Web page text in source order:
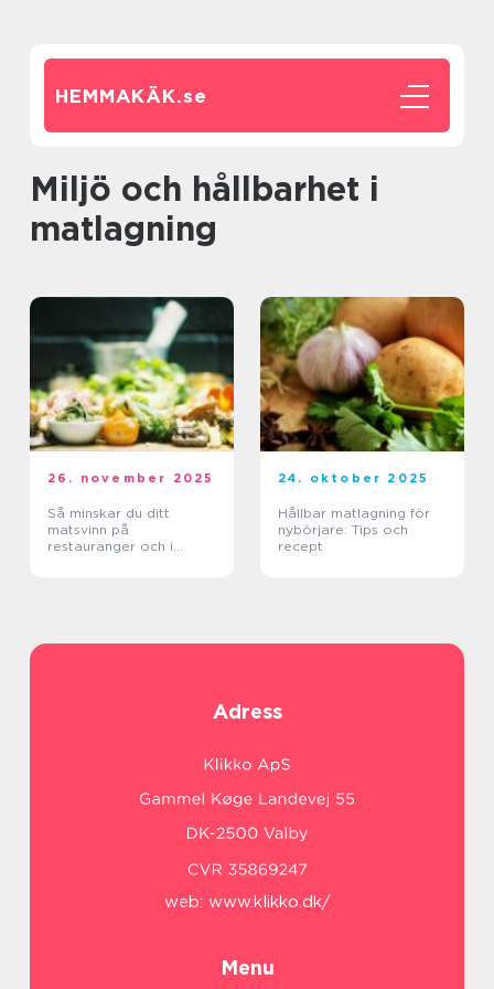
HEMMAKÄK.se
Miljö och hållbarhet i
matlagning
26. november 2025
Så minskar du ditt
matsvinn på
restauranger och i
24. oktober 2025
Hållbar matlagning för
nybörjare: Tips och
recept
Adress
web: www.klikko.dk/
Menu